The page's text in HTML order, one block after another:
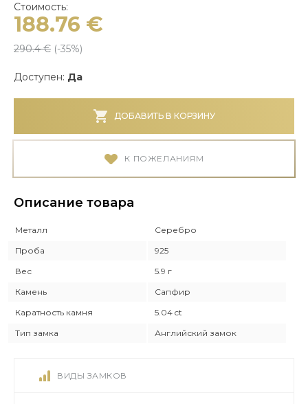
Стоимость:
188.76 €
290.4€ (-35%)
Доступен: Да
ДОБАВИТЬ В КОРЗИНУ
К ПОЖЕЛАНИЯМ
Описание товара
Металл
Серебро
Проба
925
Вес
5.9 г
Камень
Сапфир
Каратность камня
5.04 ct
Тип замка
Английский замок
ВИДЫ ЗАМКОВ